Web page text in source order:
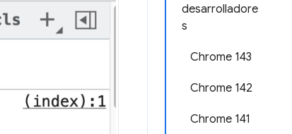
desarrolladore
s
Chrome 143
Chrome 142
Chrome 141